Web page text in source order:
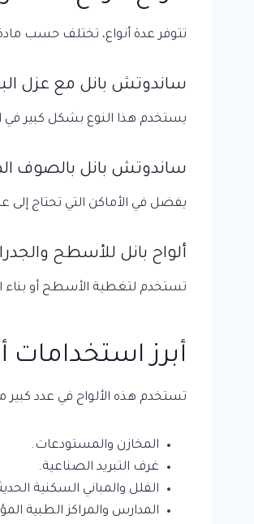
تتوفر عدة أنواع، تختلف حسب
ساندوتش بانل مع عزل
يستخدم هذا النوع بشكل كبير في
ساندوتش بانل بالصوف
يفضل في الأماكن التي تحتاج إلى
ألواح بانل للأسطح
تستخدم لتغطية الأسطح أو بناء
أبرز استخدامات
تستخدم هذه الألواح في عدد كبير
المخازن والمستودعات.
غرف التبريد الصناعية.
الفلل والمباني السكنية
المدارس والمراكز الطبية